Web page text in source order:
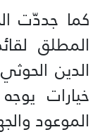
كما جددّت
المطلق
الدين
خيارات
الموعود